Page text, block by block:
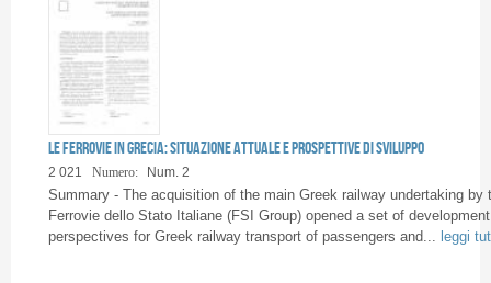
Le ferrovie in Grecia: situazione attuale e prospettive di sviluppo
2 021 Numero: Num. 2
Summary - The acquisition of the main Greek railway undertaking by
Ferrovie dello Stato Italiane (FSI Group) opened a set of development
perspectives for Greek railway transport of passengers and... leggi